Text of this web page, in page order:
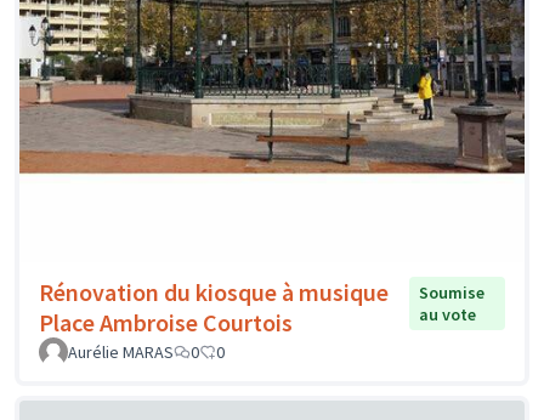
Rénovation du kiosque à musique
Place Ambroise Courtois
Soumise
au vote
Aurélie MARAS
0 0